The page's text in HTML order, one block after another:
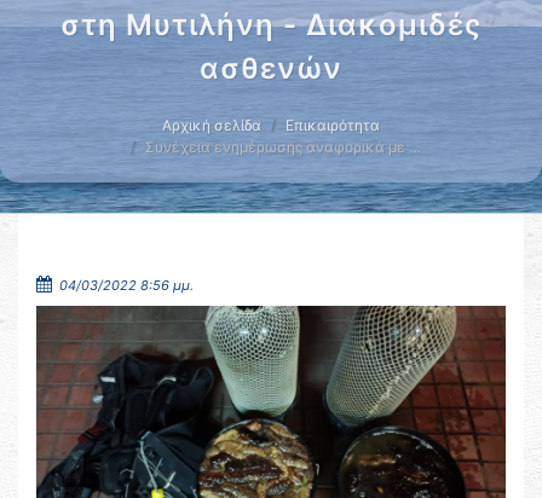
στη Μυτιλήνη - Διακομιδές
ασθενών
Αρχική σελίδα
Επικαιρότητα
Συνέχεια ενημέρωσης αναφορικά με …
04/03/2022 8:56 μμ.